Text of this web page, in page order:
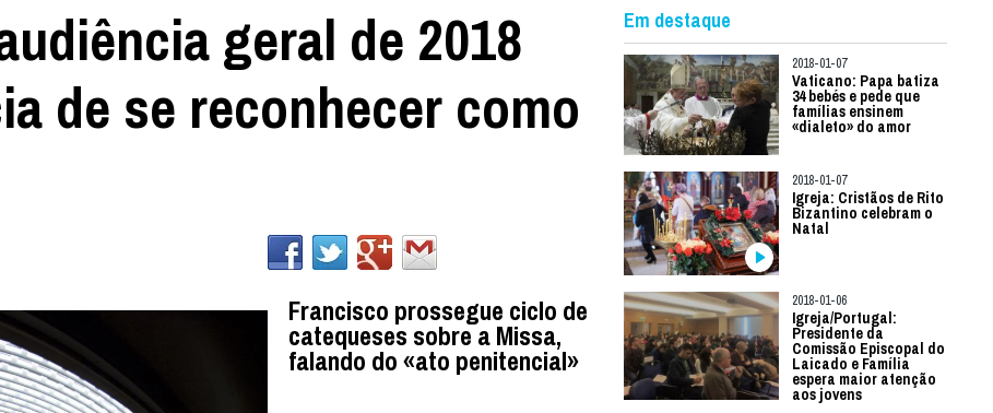
geral de 2018
de se reconhecer como
Francisco prossegue ciclo de
catequeses sobre a Missa,
falando do «ato penitencial»
Em destaque
2018-01-07
Vaticano: Papa batiza
34 bebés e pede que
famílias ensinem
«dialeto» do amor
2018-01-07
Igreja: Cristãos de Rito
Bizantino celebram o
Natal
2018-01-06
Igreja/Portugal:
Presidente da
Comissão Episcopal do
Laicado e Família
espera maior atenção
aos jovens